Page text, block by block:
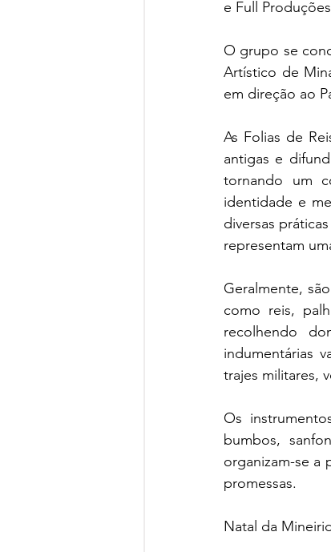
e Full
O grupo se
Artístico de
em direção ao
As Folias de
antigas e
tornando um
identidade e
diversas
representam
Geralmente,
como reis,
recolhendo
indumentárias
trajes militares,
Os
bumbos,
organizam-se a
promessas.
Natal da